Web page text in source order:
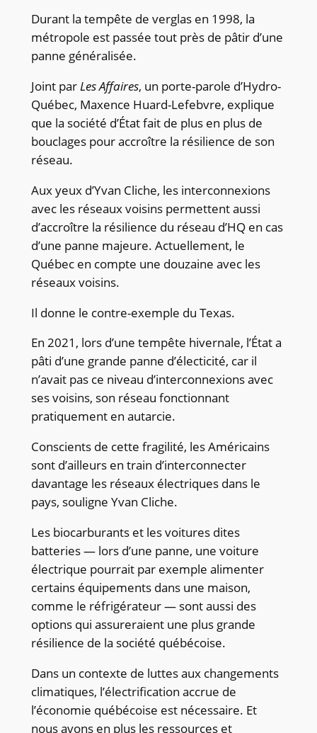
Durant la tempête de verglas en 1998, la
métropole est passée tout près de pâtir d’une
panne généralisée.
Joint parLes Affaires, un porte-parole d’Hydro-
Québec, Maxence Huard-Lefebvre, explique
que la société d’État fait de plus en plus de
bouclages pour accroître la résilience de son
réseau.
Aux yeux d’Yvan Cliche, les interconnexions
avec les réseaux voisins permettent aussi
d’accroître la résilience du réseau d’HQ en cas
d’une panne majeure. Actuellement, le
Québec en compte une douzaine avec les
réseaux voisins.
Il donne le contre-exemple du Texas.
En 2021, lors d’une tempête hivernale, l’État a
pâti d’une grande panne d’électicité, car il
n’avait pas ce niveau d’interconnexions avec
ses voisins, son réseau fonctionnant
pratiquement en autarcie.
Conscients de cette fragilité, les Américains
sont d’ailleurs en train d’interconnecter
davantage les réseaux électriques dans le
pays, souligne Yvan Cliche.
Les biocarburants et les voitures dites
batteries — lors d’une panne, une voiture
électrique pourrait par exemple alimenter
certains équipements dans une maison,
comme le réfrigérateur — sont aussi des
options qui assureraient une plus grande
résilience de la société québécoise.
Dans un contexte de luttes aux changements
climatiques, l’électrification accrue de
l’économie québécoise est nécessaire. Et
nous avons en plus les ressources et